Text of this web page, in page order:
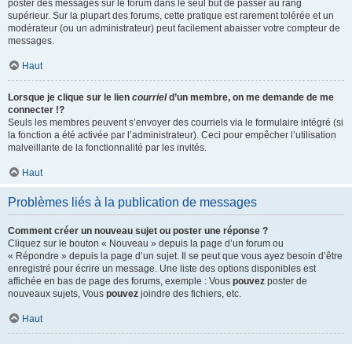
poster des messages sur le forum dans le seul but de passer au rang
supérieur. Sur la plupart des forums, cette pratique est rarement tolérée et un
modérateur (ou un administrateur) peut facilement abaisser votre compteur de
messages.
Haut
Lorsque je clique sur le lien courrield’un membre, on me demande de me
connecter !?
Seuls les membres peuvent s’envoyer des courriels via le formulaire intégré (si
la fonction a été activée par l’administrateur). Ceci pour empêcher l’utilisation
malveillante de la fonctionnalité par les invités.
Haut
Problèmes liés à la publication de messages
Comment créer un nouveau sujet ou poster une réponse ?
Cliquez sur le bouton « Nouveau » depuis la page d’un forum ou
« Répondre » depuis la page d’un sujet. Il se peut que vous ayez besoin d’être
enregistré pour écrire un message. Une liste des options disponibles est
affichée en bas de page des forums, exemple : Vous pouvez poster de
nouveaux sujets, Vous pouvez joindre des fichiers, etc.
Haut